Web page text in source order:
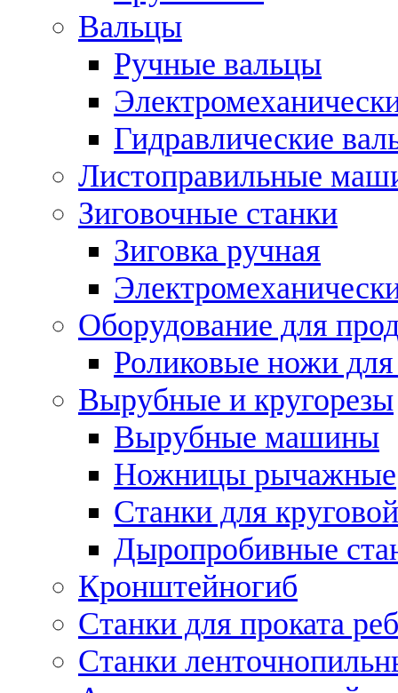
Вальцы
Ручные вальцы
Гидравлические
Листоправильные
Зиговочные станки
Зиговка ручная
Оборудование для
Роликовые ножи для
Вырубные и кругорезы
Вырубные машины
Ножницы рычажные
Станки для
Дыропробивные
Кронштейногиб
Станки для проката
Станки